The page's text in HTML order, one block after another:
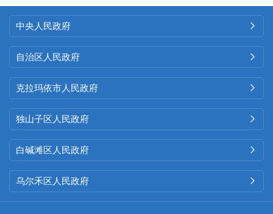
中央人民政府 
自治区人民政府 
克拉玛依市人民政府 
独山子区人民政府 
白碱滩区人民政府 
乌尔禾区人民政府 